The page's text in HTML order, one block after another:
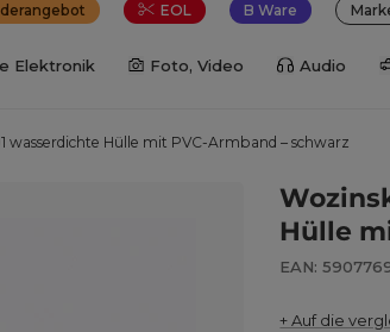
EOL B Ware
Elektronik Foto, Video Audio
wasserdichte Hülle mit PVC-Armband – schwarz
Hülle
EAN:
+ Auf die